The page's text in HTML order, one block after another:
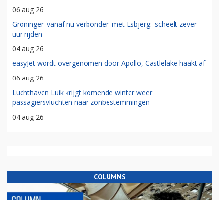
06 aug 26
Groningen vanaf nu verbonden met Esbjerg: 'scheelt zeven
uur rijden'
04 aug 26
easyJet wordt overgenomen door Apollo, Castlelake haakt af
06 aug 26
Luchthaven Luik krijgt komende winter weer
passagiersvluchten naar zonbestemmingen
04 aug 26
COLUMNS